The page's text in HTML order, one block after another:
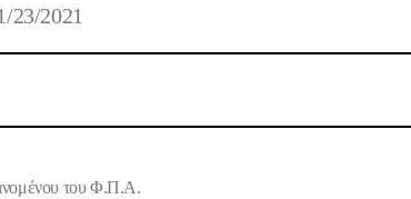
23/2021
του Φ.Π.Α.